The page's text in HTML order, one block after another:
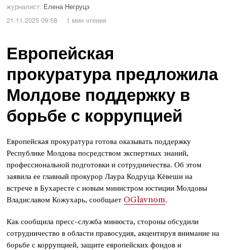
журналист: Елена Негруцэ
21.11.2025 09:58
1 мин чтения
Европейская
прокуратура предложила
Молдове поддержку в
борьбе с коррупцией
Европейская прокуратура готова оказывать поддержку
Республике Молдова посредством экспертных знаний,
профессиональной подготовки и сотрудничества. Об этом
заявила ее главный прокурор Лаура Кодруца Кёвеши на
встрече в Бухаресте с новым министром юстиции Молдовы
Владиславом Кожухарь, сообщает OGlavnom.
Как сообщила пресс-служба минюста, стороны обсудили
сотрудничество в области правосудия, акцентируя внимание на
борьбе с коррупцией, защите европейских фондов и